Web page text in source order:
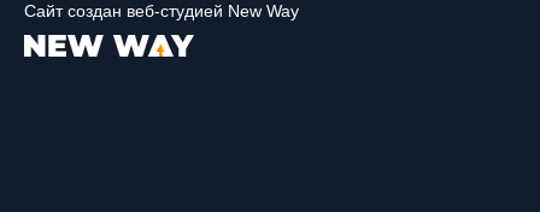
Сайт создан веб-студией New Way